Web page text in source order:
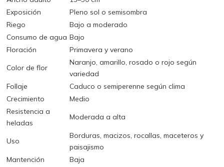
Exposición
Pleno sol o semisombra
Riego
Bajo a moderado
Consumo de agua Bajo
Floración
Primavera y verano
Color de flor
Naranjo, amarillo, rosado o rojo según
variedad
Follaje
Caduco o semiperenne según clima
Crecimiento
Medio
Resistencia a
heladas
Moderada a alta
Uso
Borduras, macizos, rocallas, maceteros y
paisajismo
Mantención
Baja